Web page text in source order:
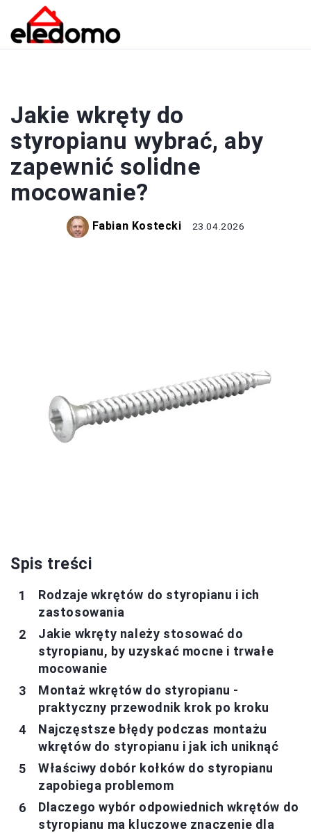
Jakie wkręty do
styropianu wybrać, aby
zapewnić solidne
mocowanie?
Fabian Kostecki 23.04.2026
Spis treści
Rodzaje wkrętów do styropianu i ich
zastosowania
Jakie wkręty należy stosować do
styropianu, by uzyskać mocne i trwałe
mocowanie
Montaż wkrętów do styropianu -
praktyczny przewodnik krok po kroku
Najczęstsze błędy podczas montażu
wkrętów do styropianu i jak ich uniknąć
Właściwy dobór kołków do styropianu
zapobiega problemom
Dlaczego wybór odpowiednich wkrętów do
styropianu ma kluczowe znaczenie dla